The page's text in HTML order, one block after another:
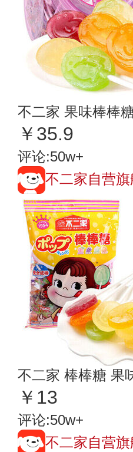
不二家 果味棒棒
￥35.9
评论:50w+
不二家自营旗
不二家 棒棒糖 果
￥13
评论:50w+
不二家自营旗